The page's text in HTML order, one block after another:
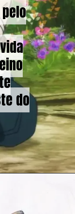
do
do